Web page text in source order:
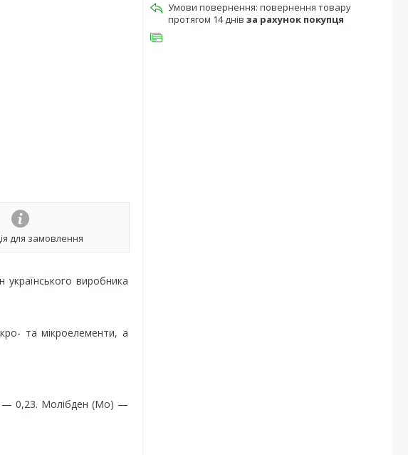
для замовлення
українського виробника
та мікроелементи, а
— 0,23. Молібден (Мо) —
повернення товару
протягом 14 днів за рахунок покупця